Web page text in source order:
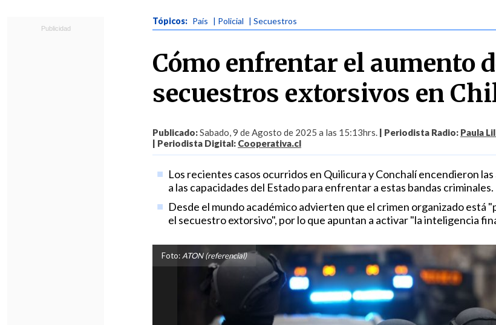
Tópicos: País | Policial | Secuestros
Cómo enfrentar el aumento
secuestros extorsivos en
Publicado:Sabado, 9 de Agosto de 2025 a las 15:13hrs. | Periodista Radio: Paula
| Periodista Digital: Cooperativa.cl
Los recientes casos ocurridos en Quilicura y Conchalí encendieron
a las capacidades del Estado para enfrentar a estas bandas criminales.
Desde el mundo académico advierten que el crimen organizado está
el secuestro extorsivo", por lo que apuntan a activar "la inteligencia
Foto: ATON (referencial)